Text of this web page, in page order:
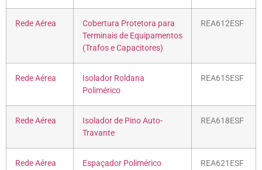
Rede Aérea
Cobertura Protetora para
Terminais de Equipamentos
(Trafos e Capacitores)
REA612ESF
Rede Aérea
Isolador Roldana
Polimérico
REA615ESF
Rede Aérea
Isolador de Pino Auto-
Travante
REA618ESF
Rede Aérea
Espaçador Polimérico
REA621ESF